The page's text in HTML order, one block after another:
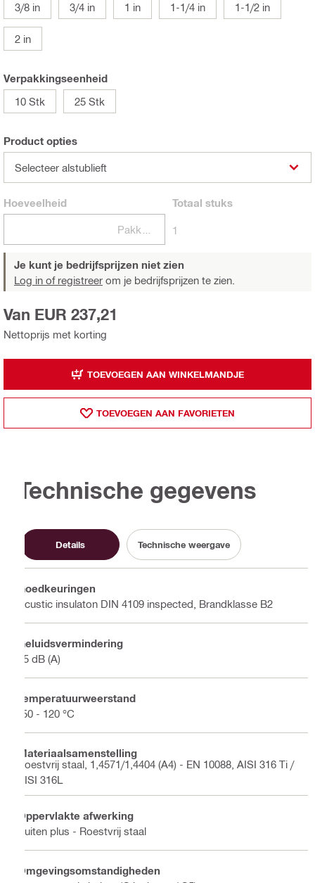
3/8 in
3/4 in 1 in 1-1/4 in 1-1/2 in
2 in
Verpakkingseenheid
10 Stk
25 Stk
Product opties
Selecteer alstublieft
Hoeveelheid Totaal stuks
1
Je kunt je bedrijfsprijzen niet zien
Log in of registreer om je bedrijfsprijzen te zien.
Nettoprijs met korting
Van EUR 237,21
TOEVOEGEN AAN WINKELMANDJE
TOEVOEGEN AAN FAVORIETEN
Technische gegevens
Details Technische weergave
Goedkeuringen
Acustic insulaton DIN 4109 inspected, Brandklasse B2
Geluidsvermindering
15 dB (A)
Temperatuurweerstand
-50 - 120 °C
Materiaalsamenstelling
Roestvrij staal, 1,4571/1,4404 (A4) - EN 10088, AISI 316 Ti /
AISI 316L
Oppervlakte afwerking
Buiten plus - Roestvrij staal
Omgevingsomstandigheden